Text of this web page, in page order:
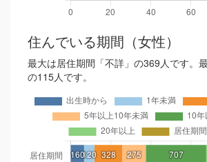
住んでいる期間（女性）
最大は居住期間「不詳」の369人です。
の115人です。